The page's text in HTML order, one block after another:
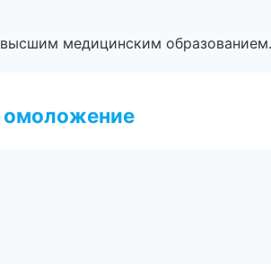
медицинским образованием.
омоложение